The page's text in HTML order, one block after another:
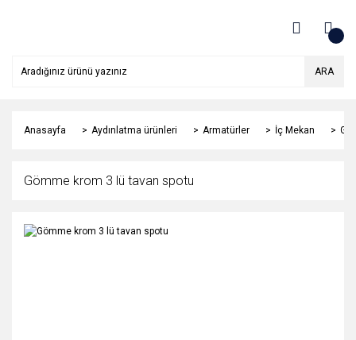
ARA
Anasayfa Aydınlatma ürünleri Armatürler İç Mekan
Gömme krom 3 lü tavan spotu